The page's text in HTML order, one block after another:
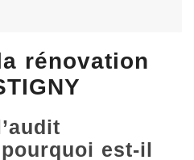
rénovation
est-il